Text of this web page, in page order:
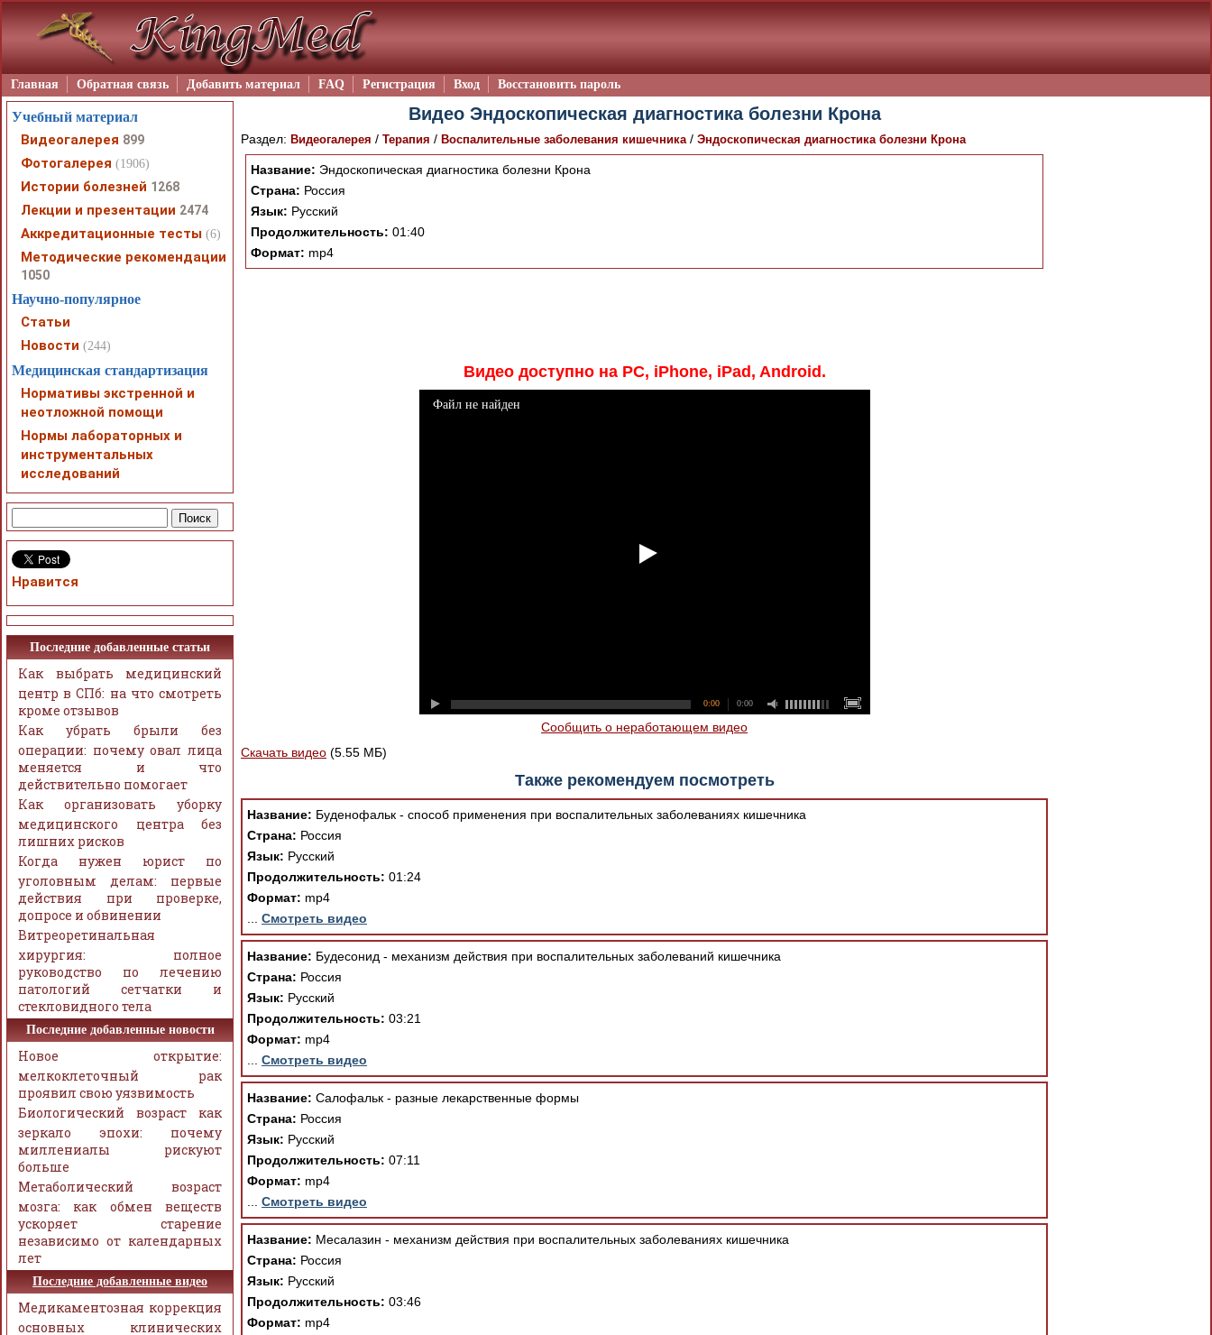
Главная Обратная связь Добавить материал FAQ Регистрация Вход Восстановить пароль
Видео Эндоскопическая диагностика болезни Крона
Раздел: Видеогалерея / Терапия / Воспалительные заболевания кишечника / Эндоскопическая диагностика болезни Крона
Название: Эндоскопическая диагностика болезни Крона
Страна: Россия
Язык: Русский
Продолжительность: 01:40
Формат: mp4
Видео доступно на PC, iPhone, iPad, Android.
Файл не найден
0:00 0:00
Сообщить о неработающем видео
Скачать видео (5.55 МБ)
Также рекомендуем посмотреть
Название: Буденофальк - способ применения при воспалительных заболеваниях кишечника
Страна: Россия
Язык: Русский
Продолжительность: 01:24
Формат: mp4
Смотреть видео
Название: Будесонид - механизм действия при воспалительных заболеваний кишечника
Страна: Россия
Язык: Русский
Продолжительность: 03:21
Формат: mp4
Смотреть видео
Название: Салофальк - разные лекарственные формы
Страна: Россия
Язык: Русский
Продолжительность: 07:11
Формат: mp4
Смотреть видео
Название: Месалазин - механизм действия при воспалительных заболеваниях кишечника
Страна: Россия
Язык: Русский
Продолжительность: 03:46
Формат: mp4
Учебный материал
Видеогалерея 899
Фотогалерея (1906)
Истории болезней 1268
Лекции и презентации 2474
Аккредитационные тесты (6)
Методические рекомендации
1050
Научно-популярное
Статьи
Новости (244)
Медицинская стандартизация
Нормативы экстренной и
неотложной помощи
Нормы лабораторных и
инструментальных
исследований
Нравится
Последние добавленные статьи
Как выбрать медицинский
центр в СПб: на что смотреть
кроме отзывов
Как убрать брыли без
операции: почему овал лица
меняется и что
действительно помогает
Как организовать уборку
медицинского центра без
лишних рисков
Когда нужен юрист по
уголовным делам: первые
действия при проверке,
допросе и обвинении
Витреоретинальная
хирургия: полное
руководство по лечению
патологий сетчатки и
стекловидного тела
Последние добавленные новости
Новое открытие:
мелкоклеточный рак
проявил свою уязвимость
Биологический возраст как
зеркало эпохи: почему
миллениалы рискуют
больше
Метаболический возраст
мозга: как обмен веществ
ускоряет старение
независимо от календарных
лет
Последние добавленные видео
Медикаментозная коррекция
основных клинических